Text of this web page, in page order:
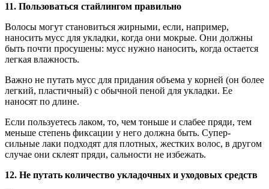
11. Пользоваться стайлингом правильно
Волосы могут становиться жирными, если, например,
наносить мусс для укладки, когда они мокрые. Они должны
быть почти просушены: мусс нужно наносить, когда остается
легкая влажность.
Важно не путать мусс для придания объема у корней (он более
легкий, пластичный) с обычной пеной для укладки. Ее
наносят по длине.
Если пользуетесь лаком, то, чем тоньше и слабее пряди, тем
меньше степень фиксации у него должна быть. Супер-
сильные лаки подходят для плотных, жестких волос, в другом
случае они склеят пряди, сальности не избежать.
12. Не путать количество укладочных и уходовых средств